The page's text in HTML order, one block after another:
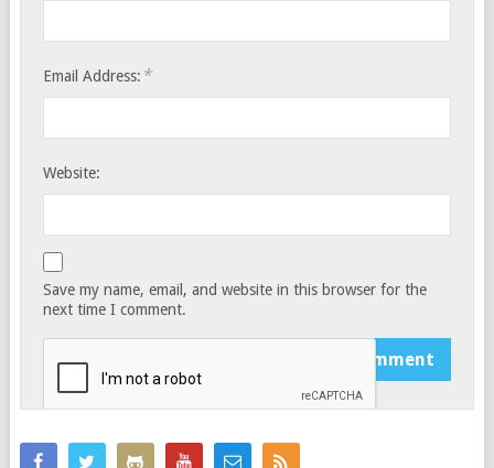
Email Address: *
Website:
Save my name, email, and website in this browser for the
next time I comment.